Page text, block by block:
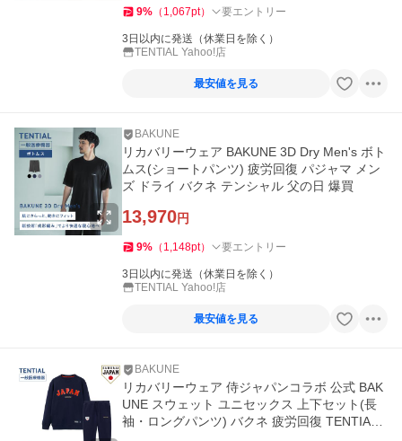
9% （ 1,067pt） 要エントリー
3日以内に発送（休業日を除く）
TENTIAL Yahoo!店
最安値を見る
BAKUNE
リカバリーウェア BAKUNE 3D Dry Men's ボト
ムス(ショートパンツ) 疲労回復 パジャマ メン
ズ ドライ バクネ テンシャル 父の日 爆買
13,970円
9% （ 1,148pt） 要エントリー
3日以内に発送（休業日を除く）
TENTIAL Yahoo!店
最安値を見る
BAKUNE
リカバリーウェア 侍ジャパンコラボ 公式 BAK
UNE スウェット ユニセックス 上下セット(長
袖・ロングパンツ) バクネ 疲労回復 TENTIAL